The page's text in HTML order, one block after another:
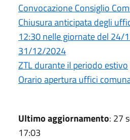
Convocazione Consiglio
Chiusura anticipata degli
12:30 nelle giornate del 24/
31/12/2024
ZTL durante il periodo estivo
Orario apertura uffici
Ultimo aggiornamento: 27
17:03